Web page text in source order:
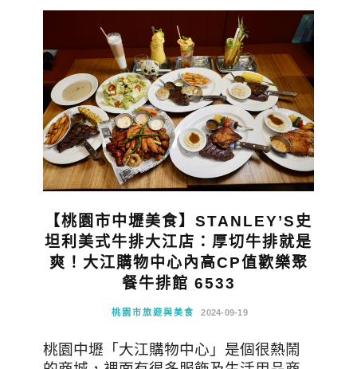
【桃園市中壢美食】STANLEY’S史
坦利美式牛排大江店：厚切牛排就是
爽！大江購物中心內高CP值歡樂聚
餐牛排館 6533
桃園市旅遊與美食 2024-09-19
桃園中壢「大江購物中心」是個很熱鬧